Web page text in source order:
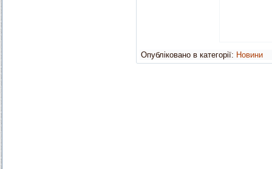
Опубліковано в категорії: Новини